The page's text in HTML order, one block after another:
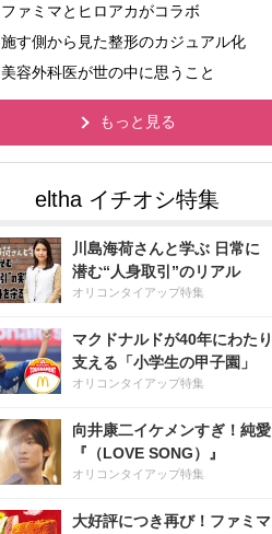
ファミマとヒロアカがコラボ
施す側から見た整形のカジュアル化
美容外科医が世の中に思うこと
もっと見る
川島海荷さんと学ぶ 日常に
潜む“人身取引”のリアル
オリコンタイアップ特集
マクドナルドが40年にわたり
支える「小学生の甲子園」
オリコンタイアップ特集
向井康二イケメンすぎ！純愛
『（LOVE SONG）』
オリコンタイアップ特集
大好評につき再び！ファミマ